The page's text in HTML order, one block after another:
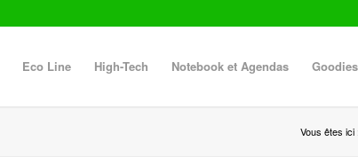
Eco Line High-Tech Notebook et Agendas Goodies
Vous êtes ici :